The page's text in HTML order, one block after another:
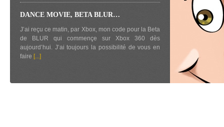
DANCE MOVIE, BETA BLUR…
J’ai reçu ce matin, par Xbox, mon code pour la Beta
de BLUR qui commençe sur Xbox 360 dès
aujourd’hui. J’ai toujours la possibilité de vous en
faire [...]